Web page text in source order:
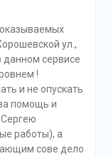
ул.,
данном сервисе
!
и не опускать
помощь и
работы), а
сове дело